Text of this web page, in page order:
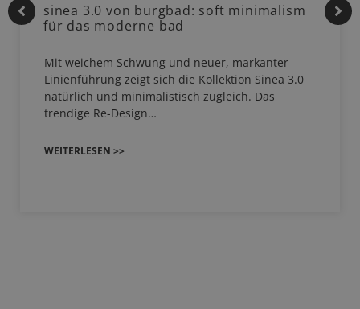
sinea 3.0 von burgbad: soft minimalism
für das moderne bad
Mit weichem Schwung und neuer, markanter
Linienführung zeigt sich die Kollektion Sinea 3.0
natürlich und minimalistisch zugleich. Das
trendige Re-Design…
WEITERLESEN >>